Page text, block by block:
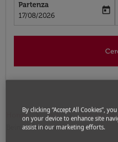
Partenza
fc-booking-departure-date-
17/08/2026
today
Home Voli Voli per
Beirut - Brazzaville
By clicking “Accept All Cookies”,
on your device to enhance site
assist in our marketing efforts.